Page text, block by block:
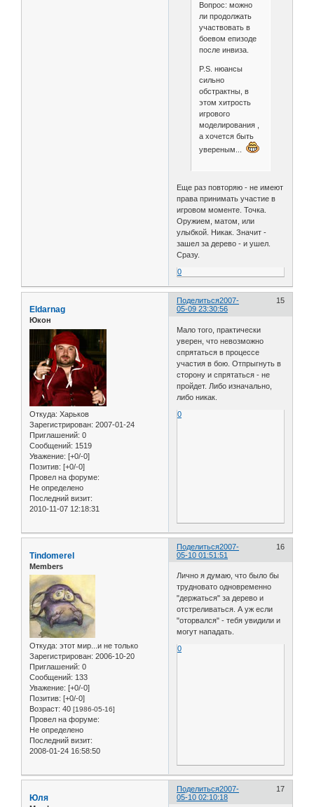
Вопрос: можно
ли продолжать
участвовать в
боевом епизоде
после инвиза.
P.S. нюансы
сильно
обстрактны, в
этом хитрость
игрового
моделирования ,
а хочется быть
увереным...
Еще раз повторяю - не имеют
права принимать участие в
игровом моменте. Точка.
Оружием, матом, или
улыбкой. Никак. Значит -
зашел за дерево - и ушел.
Сразу.
0
Поделиться 15
2007-
05-09 23:30:56
Eldarnag
Юкон
Откуда: Харьков
Зарегистрирован: 2007-01-24
Приглашений: 0
Сообщений: 1519
Уважение: [+0/-0]
Позитив: [+0/-0]
Провел на форуме:
Не определено
Последний визит:
2010-11-07 12:18:31
Мало того, практически
уверен, что невозможно
спрятаться в процессе
участия в бою. Отпрыгнуть в
сторону и спрятаться - не
пройдет. Либо изначально,
либо никак.
0
Поделиться 16
2007-
05-10 01:51:51
Tindomerel
Members
Откуда: этот мир...и не только
Зарегистрирован: 2006-10-20
Приглашений: 0
Сообщений: 133
Уважение: [+0/-0]
Позитив: [+0/-0]
Возраст: 40 [1986-05-16]
Провел на форуме:
Не определено
Последний визит:
2008-01-24 16:58:50
Лично я думаю, что было бы
трудновато одновременно
"держаться" за дерево и
отстреливаться. А уж если
"оторвался" - тебя увидили и
могут нападать.
0
Поделиться 17
2007-
05-10 02:10:18
Юля